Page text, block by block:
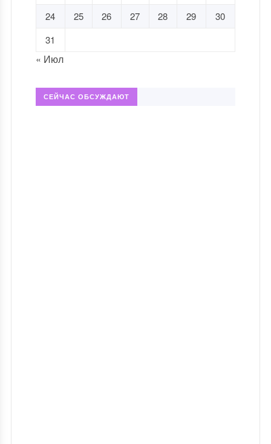
24
25 26 27 28 29
30
31
« Июл
СЕЙЧАС ОБСУЖДАЮТ